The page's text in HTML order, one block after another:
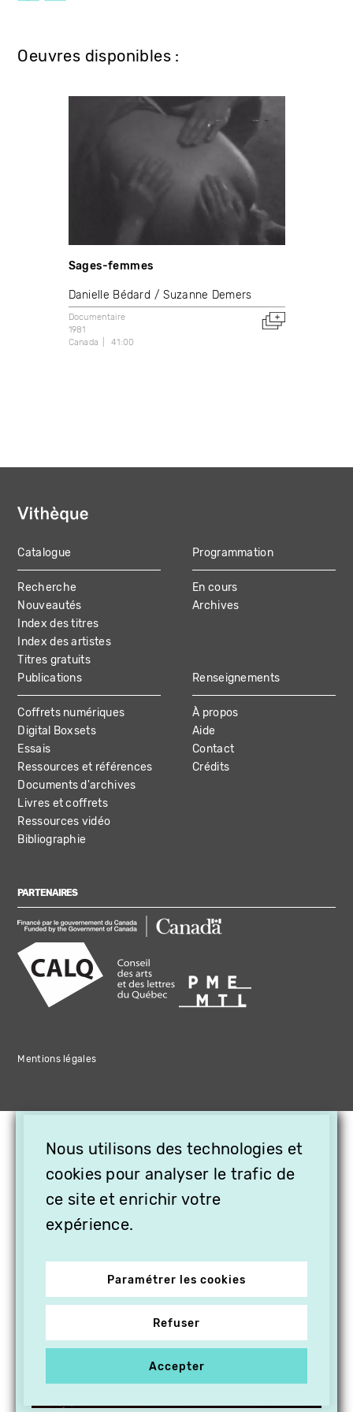
Oeuvres disponibles :
Sages-femmes
Danielle Bédard Suzanne Demers
Documentaire
1981
Canada
41:00
MAIN
NAVIGATION
Catalogue
Recherche
Nouveautés
Index des titres
Index des artistes
Titres gratuits
Programmation
En cours
Archives
Publications
Coffrets numériques
Digital Boxsets
Essais
Ressources et références
Documents d'archives
Livres et coffrets
Ressources vidéo
Bibliographie
Renseignements
À propos
Aide
Contact
Crédits
PARTENAIRES
Mentions légales
Nous utilisons des technologies et
cookies pour analyser le trafic de
ce site et enrichir votre
expérience.
Paramétrer les cookies
Refuser
Accepter
OFFREZ LA VIDÉO EN
CADEAU, ABONNEZ VOS
PROCHES À VITHÈQUE !